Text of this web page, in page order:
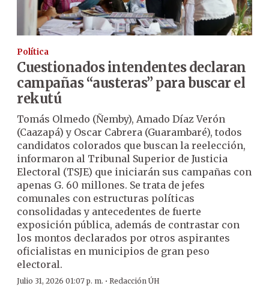
Política
Cuestionados intendentes declaran
campañas “austeras” para buscar el
rekutú
Tomás Olmedo (Ñemby), Amado Díaz Verón
(Caazapá) y Oscar Cabrera (Guarambaré), todos
candidatos colorados que buscan la reelección,
informaron al Tribunal Superior de Justicia
Electoral (TSJE) que iniciarán sus campañas con
apenas G. 60 millones. Se trata de jefes
comunales con estructuras políticas
consolidadas y antecedentes de fuerte
exposición pública, además de contrastar con
los montos declarados por otros aspirantes
oficialistas en municipios de gran peso
electoral.
Julio 31, 2026 01:07 p. m. · Redacción ÚH